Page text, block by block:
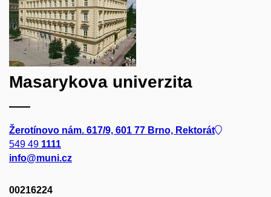
Masarykova univerzita
Žerotínovo nám. 617/9, 601 77 Brno, Rektorát
549 49 1111
info@muni.cz
00216224